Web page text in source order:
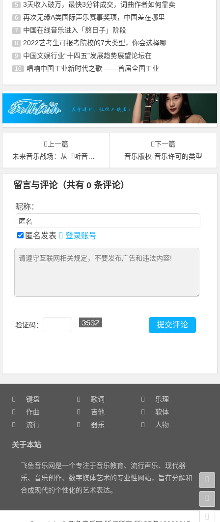
5 3天收入破万，最快3分钟成交，词曲作者如何靠卖
6 再次无缘A类国际声乐赛事奖项，中国差在哪里
7 中国在线音乐进入「熬日子」阶段
8 2022艺考生可报考院校的7大类型，你会选择哪
9 中国文娱行业“十四五”发展趋势展望论坛在
10 唱响中国工业新时代之歌 ——首届全国工业
上一篇
未来音乐战场：从「听音乐」到「用音乐」
下一篇
音乐版权-音乐许可的类型
留言与评论（共有0 条评论）
昵称：
匿名发表 登录账号
验证码：
键盘 歌词
乐理
作曲
吉他
软体
流行
器乐 人物
关于本站
飞鱼音乐网是一个专注于音乐教育、流行声乐、现代器
乐、音乐创作、数字媒体艺术的专业性网站，旨在分解和
合成现代的个性化的艺术表达。